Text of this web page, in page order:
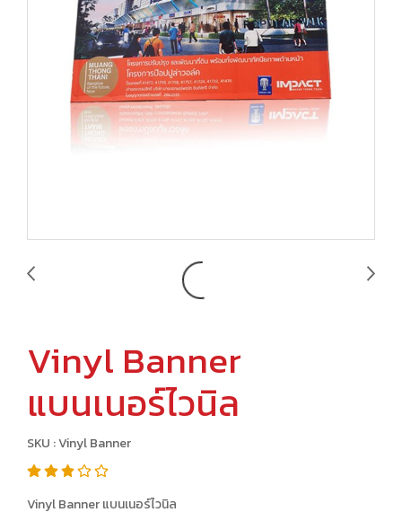
Vinyl Banner
แบนเนอร์ไวนิล
SKU : Vinyl Banner
Vinyl Banner แบนเนอร์ไวนิล